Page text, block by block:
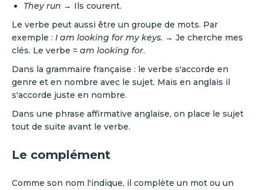
They run → Ils courent.
Le verbe peut aussi être un groupe de mots. Par
exemple : I am looking for my keys. → Je cherche mes
clés. Le verbe = am looking for.
Dans la grammaire française : le verbe s'accorde en
genre et en nombre avec le sujet. Mais en anglais il
s'accorde juste en nombre.
Dans une phrase affirmative anglaise, on place le sujet
tout de suite avant le verbe.
Le complément
Comme son nom l'indique, il complète un mot ou un